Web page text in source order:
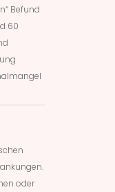
Befund
60
oder